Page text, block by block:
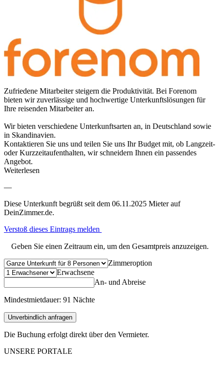
Zufriedene Mitarbeiter steigern die Produktivität. Bei Forenom
bieten wir zuverlässige und hochwertige Unterkunftslösungen für
Ihre reisenden Mitarbeiter an.
Wir bieten verschiedene Unterkunftsarten an, in Deutschland sowie
in Skandinavien.
Kontaktieren Sie uns und teilen Sie uns Ihr Budget mit, ob Langzeit-
oder Kurzzeitaufenthalten, wir schneidern Ihnen ein passendes
Angebot.
Weiterlesen
—
Diese Unterkunft begrüßt seit dem 06.11.2025 Mieter auf
DeinZimmer.de.
Verstoß dieses Eintrags melden
Geben Sie einen Zeitraum ein, um den Gesamtpreis anzuzeigen.
Zimmeroption
Erwachsene
An- und Abreise
Mindestmietdauer: 91 Nächte
Unverbindlich anfragen
Die Buchung erfolgt direkt über den Vermieter.
UNSERE PORTALE